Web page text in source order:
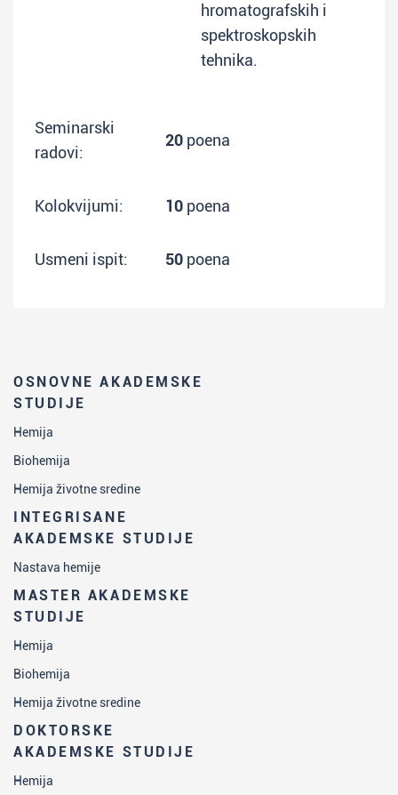
OSNOVNE AKADEMSKE
STUDIJE
Hemija
Biohemija
Hemija životne sredine
INTEGRISANE
AKADEMSKE STUDIJE
Nastava hemije
MASTER AKADEMSKE
STUDIJE
Hemija
Biohemija
Hemija životne sredine
DOKTORSKE
AKADEMSKE STUDIJE
Hemija
hromatografskih i
spektroskopskih
tehnika.
Seminarski
radovi:
20 poena
Kolokvijumi: 10 poena
Usmeni ispit: 50 poena